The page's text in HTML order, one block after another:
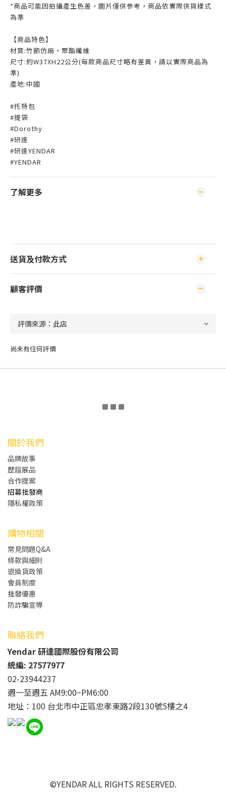
*商品可能因拍攝產生色差，圖片僅供參考，商品依實際供貨樣式
為準
【商品特色】
材質:竹節仿麻，聚酯纖維
尺寸:約W37XH22公分(每款商品尺寸略有差異，請以實際商品為
準)
產地:中國
#托特包
#提袋
#Dorothy
#研達
#研達YENDAR
#YENDAR
了解更多
送貨及付款方式
顧客評價
尚未有任何評價
關於我們
品牌故事
歷屆展品
合作提案
招募批發商
隱私權政策
購物相關
常見問題Q&A
條款與細則
退換貨政策
會員制度
批發優惠
防詐騙宣導
聯絡我們
Yendar 研達國際股份有限公司
統編: 27577977
02-23944237
週一至週五 AM9:00~PM6:00
地址：100 台北市中正區忠孝東路2段130號5樓之4
©YENDAR ALL RIGHTS RESERVED.